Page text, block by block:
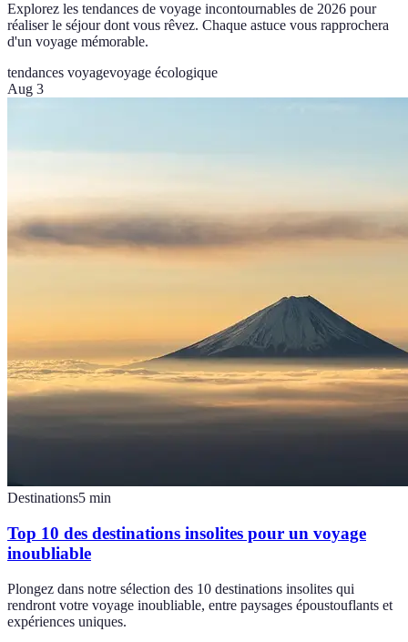
Explorez les tendances de voyage incontournables de 2026 pour
réaliser le séjour dont vous rêvez. Chaque astuce vous rapprochera
d'un voyage mémorable.
tendances voyagevoyage écologique
Aug 3
Destinations5 min
Top 10 des destinations insolites pour un voyage
inoubliable
Plongez dans notre sélection des 10 destinations insolites qui
rendront votre voyage inoubliable, entre paysages époustouflants et
expériences uniques.